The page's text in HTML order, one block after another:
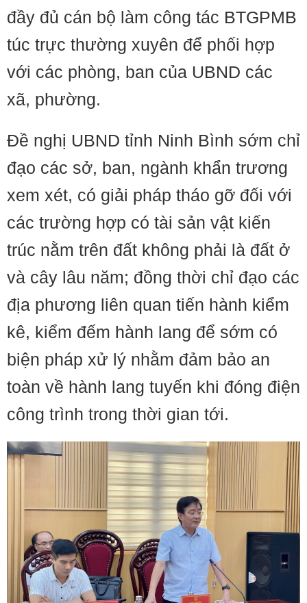
đầy đủ cán bộ làm công tác BTGPMB
túc trực thường xuyên để phối hợp
với các phòng, ban của UBND các
xã, phường.
Đề nghị UBND tỉnh Ninh Bình sớm chỉ
đạo các sở, ban, ngành khẩn trương
xem xét, có giải pháp tháo gỡ đối với
các trường hợp có tài sản vật kiến
trúc nằm trên đất không phải là đất ở
và cây lâu năm; đồng thời chỉ đạo các
địa phương liên quan tiến hành kiểm
kê, kiểm đếm hành lang để sớm có
biện pháp xử lý nhằm đảm bảo an
toàn về hành lang tuyến khi đóng điện
công trình trong thời gian tới.